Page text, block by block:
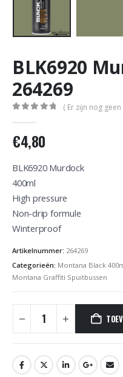
BLK6920
264269
( Er zijn nog
€4,80
BLK6920 Murdock
400ml
High pressure
Non-drip formule
Winterproof
Artikelnummer: 264269
Categorieën: Montana Black
Montana Graffiti Spuitbussen